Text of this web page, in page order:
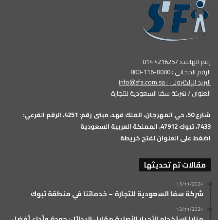
رقم الهاتف: 4216257 014
الرقم المجاني : 8000-116-800
البريد الإلكتروني :info@sfa.com.sa
العنوان / شركة سفا السعودية للتجارة
شارع 50، حي المهرجان، الملك فهد، مبنى رقم: 4251، الرقم الفرعي:
7433، تبوك 47912، المملكة العربية السعودية
اضغط على العنوان لفتح خريطة
مقالات تم تحديثها
13/11/2024
شركة سفا السعودية للتجارة – خدماتنا في منطقة تبوك
13/11/2024